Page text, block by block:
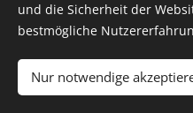
und die Sicherheit der
bestmögliche
Nur notwendige